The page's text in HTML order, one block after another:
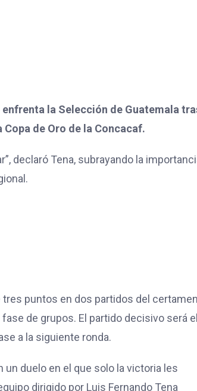
la Selección de Guatemala
Copa de Oro de la Concacaf.
declaró Tena, subrayando la
puntos en dos partidos del
de grupos. El partido decisivo será el
a la siguiente ronda.
un duelo en el que solo la victoria les
dirigido por Luis Fernando Tena